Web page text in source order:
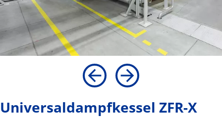
Universaldampfkessel ZFR-X